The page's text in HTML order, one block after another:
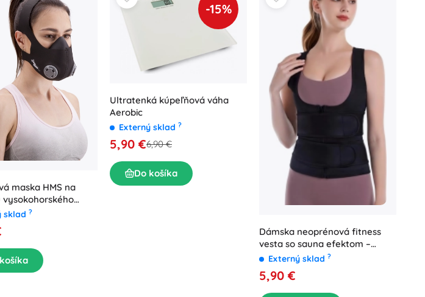
maska HMS na
vysokohorského
sklad ?
-15%
Ultratenká kúpeľňová váha
Aerobic
Externý sklad ?
5,90 €6,90 €
Do košíka
Dámska neoprénová fitness
vesta so sauna efektom –
veľkosť L, čierna
Externý sklad ?
5,90 €